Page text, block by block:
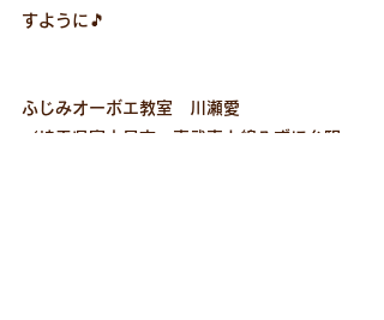
すように🎵
ふじみオーボエ教室　川瀬愛
（埼玉県富士見市、東武東上線みずほ台駅、